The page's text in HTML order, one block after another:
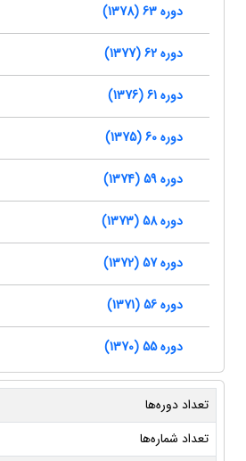
دوره 63 (1378)
دوره 62 (1377)
دوره 61 (1376)
دوره 60 (1375)
دوره 59 (1374)
دوره 58 (1373)
دوره 57 (1372)
دوره 56 (1371)
دوره 55 (1370)
تعداد دوره‌ها
تعداد شماره‌ها